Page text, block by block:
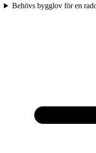
Behövs bygglov för en